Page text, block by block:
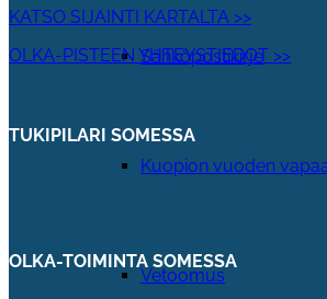
Sähköpostikirje
Kuopion vuoden
Vetoomus
KATSO SIJAINTI KARTALTA >>
OLKA-PISTEEN YHTEYSTIEDOT >>
TUKIPILARI SOMESSA
OLKA-TOIMINTA SOMESSA